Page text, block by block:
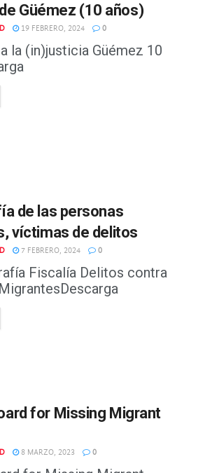
Güémez (10 años)
19 FEBRERO, 2024 0
la (in)justicia Güémez 10
de las personas
víctimas de delitos
7 FEBRERO, 2024 0
Fiscalía Delitos contra
for Missing Migrant
8 MARZO, 2023 0